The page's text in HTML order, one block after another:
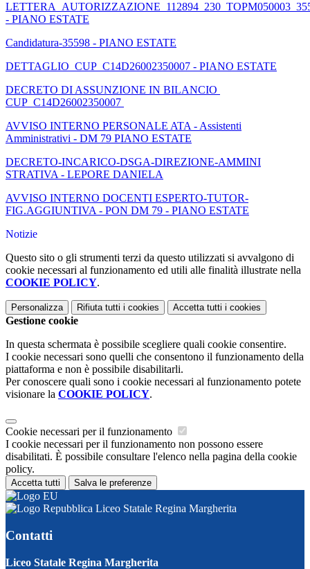
- PIANO ESTATE
Candidatura-35598 - PIANO ESTATE
DETTAGLIO_CUP_C14D26002350007 - PIANO ESTATE
DECRETO DI ASSUNZIONE IN BILANCIO
CUP_C14D26002350007
AVVISO INTERNO PERSONALE ATA - Assistenti
Amministrativi - DM 79 PIANO ESTATE
DECRETO-INCARICO-DSGA-DIREZIONE-AMMINI
STRATIVA - LEPORE DANIELA
AVVISO INTERNO DOCENTI ESPERTO-TUTOR-
FIG.AGGIUNTIVA - PON DM 79 - PIANO ESTATE
Notizie
Questo sito o gli strumenti terzi da questo utilizzati si avvalgono di
cookie necessari al funzionamento ed utili alle finalità illustrate nella
COOKIE POLICY.
Personalizza Rifiuta tutti i cookies Accetta tutti i cookies
Gestione cookie
In questa schermata è possibile scegliere quali cookie consentire.
I cookie necessari sono quelli che consentono il funzionamento della
piattaforma e non è possibile disabilitarli.
Per conoscere quali sono i cookie necessari al funzionamento potete
visionare la COOKIE POLICY.
Cookie necessari per il funzionamento
I cookie necessari per il funzionamento non possono essere
disabilitati. È possibile consultare l'elenco nella pagina della cookie
policy.
Accetta tutti Salva le preferenze
Liceo Statale Regina Margherita
Contatti
Liceo Statale Regina Margherita